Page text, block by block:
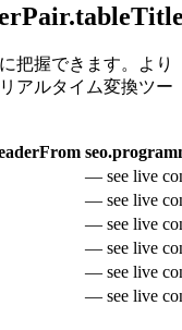
把握できます。より
アルタイム変換ツー
— see live
— see live
— see live
— see live
— see live
— see live